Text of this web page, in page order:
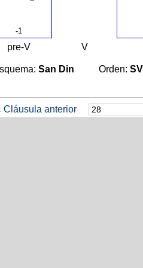
-1
pre-V V
San Din Orden:
Cláusula anterior